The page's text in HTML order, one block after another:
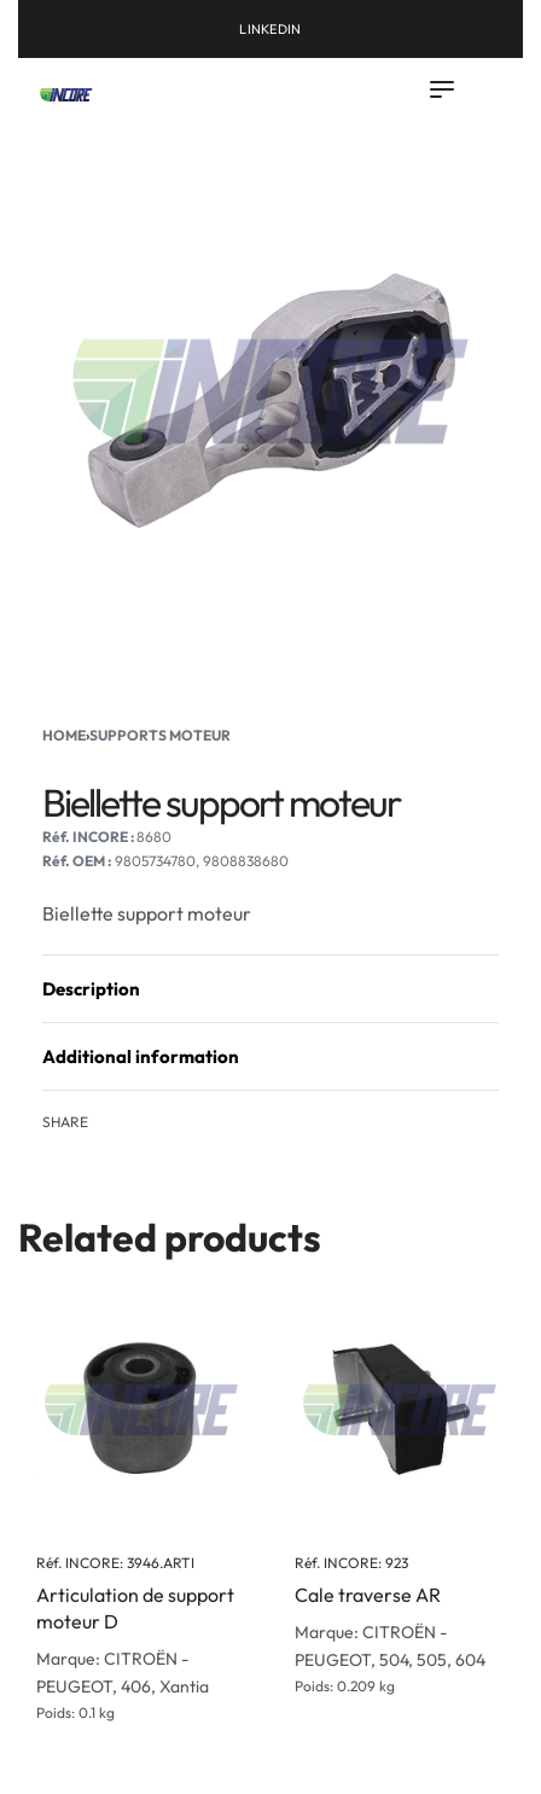
LINKEDIN
HOME›SUPPORTS MOTEUR
Biellette support moteur
8680
Réf. OEM : 9805734780, 9808838680
Biellette support moteur
Description
Additional information
SHARE
Related products
Réf. INCORE: 3946.ARTI
Articulation de support
moteur D
Marque: CITROËN -
PEUGEOT, 406, Xantia
Poids: 0.1 kg
Réf. INCORE: 923
Cale traverse AR
Marque: CITROËN -
PEUGEOT, 504, 505, 604
Poids: 0.209 kg